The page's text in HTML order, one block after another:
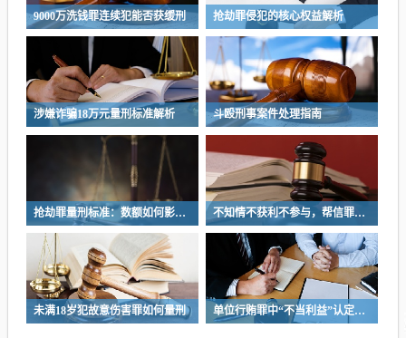
9000万洗钱罪连续犯能否获缓刑 抢劫罪侵犯的核心权益解析
涉嫌诈骗18万元量刑标准解析 斗殴刑事案件处理指南
抢劫罪量刑标准：数额如何影响判罚 不知情不获利不参与，帮信罪能免责吗
未满18岁犯故意伤害罪如何量刑 单位行贿罪中“不当利益”认定标准解析